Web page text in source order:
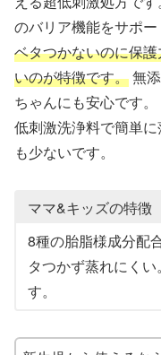
のバリア機能をサポー
ベタつかないのに保
いのが特徴です。無
ちゃんにも安心です。
低刺激洗浄料で簡単
も少ないです。
ママ&キッズの特徴
8種の胎脂様成分配
タつかず蒸れにく
す。